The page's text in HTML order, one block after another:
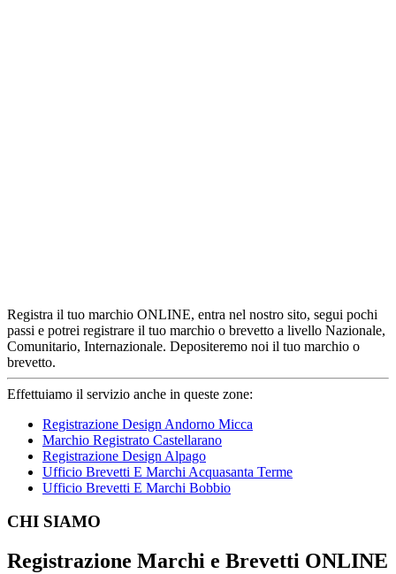
Registra il tuo marchio ONLINE, entra nel nostro sito, segui pochi
passi e potrei registrare il tuo marchio o brevetto a livello Nazionale,
Comunitario, Internazionale. Depositeremo noi il tuo marchio o
brevetto.
Effettuiamo il servizio anche in queste zone:
Registrazione Design Andorno Micca
Marchio Registrato Castellarano
Registrazione Design Alpago
Ufficio Brevetti E Marchi Acquasanta Terme
Ufficio Brevetti E Marchi Bobbio
Footer
CHI SIAMO
Registrazione Marchi e Brevetti ONLINE